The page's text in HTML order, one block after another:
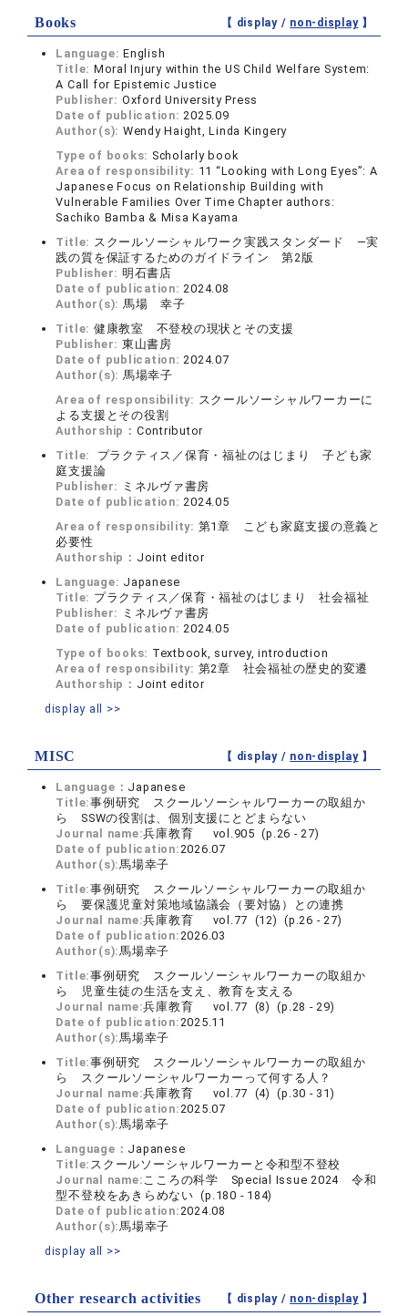
Books 【 display / non-display】
Language:English
Title: Moral Injury within the US Child Welfare System:
A Call for Epistemic Justice
Publisher: Oxford University Press
Date of publication:2025.09
Author(s): Wendy Haight, Linda Kingery
Type of books: Scholarly book
Area of responsibility: 11 “Looking with Long Eyes”: A
Japanese Focus on Relationship Building with
Vulnerable Families Over Time Chapter authors:
Sachiko Bamba & Misa Kayama
Title: スクールソーシャルワーク実践スタンダード ―実
践の質を保証するためのガイドライン 第2版
Publisher: 明石書店
Date of publication:2024.08
Author(s): 馬場 幸子
Title: 健康教室 不登校の現状とその支援
Publisher: 東山書房
Date of publication:2024.07
Author(s): 馬場幸子
Area of responsibility: スクールソーシャルワーカーに
よる支援とその役割
Authorship： Contributor
Title:
プラクティス／保育・福祉のはじまり 子ども家
庭支援論
Publisher: ミネルヴァ書房
Date of publication:2024.05
Area of responsibility: 第1章 こども家庭支援の意義と
必要性
Authorship： Joint editor
Language: Japanese
Title: プラクティス／保育・福祉のはじまり 社会福祉
Publisher: ミネルヴァ書房
Date of publication:2024.05
Type of books: Textbook, survey, introduction
Area of responsibility: 第2章 社会福祉の歴史的変遷
Authorship： Joint editor
display all >>
MISC 【 display / non-display】
Language： Japanese
Title:事例研究 スクールソーシャルワーカーの取組か
ら SSWの役割は、個別支援にとどまらない
Journal name:兵庫教育 vol.905 (p.26 - 27)
Date of publication:2026.07
Author(s):馬場幸子
Title:事例研究 スクールソーシャルワーカーの取組か
ら 要保護児童対策地域協議会（要対協）との連携
Journal name:兵庫教育 vol.77 (12) (p.26 - 27)
Date of publication:2026.03
Author(s):馬場幸子
Title:事例研究 スクールソーシャルワーカーの取組か
ら 児童生徒の生活を支え、教育を支える
Journal name:兵庫教育 vol.77 (8) (p.28 - 29)
Date of publication:2025.11
Author(s):馬場幸子
Title:事例研究 スクールソーシャルワーカーの取組か
ら スクールソーシャルワーカーって何する人？
Journal name:兵庫教育 vol.77 (4) (p.30 - 31)
Date of publication:2025.07
Author(s):馬場幸子
Language： Japanese
Title: スクールソーシャルワーカーと令和型不登校
Journal name:こころの科学 Special Issue 2024 令和
型不登校をあきらめない (p.180 - 184)
Date of publication:2024.08
Author(s):馬場幸子
display all >>
Other research activities 【 display / non-display】